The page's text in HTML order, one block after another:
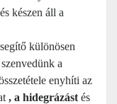
készen áll a
különösen
a
enyhíti az
, a hidegrázást és